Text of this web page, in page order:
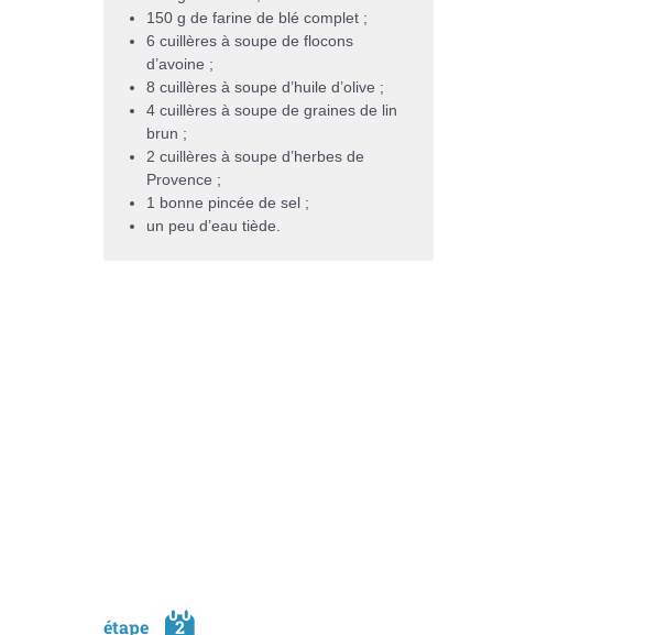
150 g de farine de blé complet ;
6 cuillères à soupe de flocons
d’avoine ;
8 cuillères à soupe d’huile d’olive ;
4 cuillères à soupe de graines de lin
brun ;
2 cuillères à soupe d’herbes de
Provence ;
1 bonne pincée de sel ;
un peu d’eau tiède.
étape 2